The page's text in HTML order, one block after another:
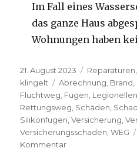
Im Fall eines
das ganze Haus
Wohnungen haben
Veröffentlicht
am
21. August 2023 Kategorien
Reparaturen
klingelt
Schlagwörter
Abrechnung Brand
Fluchtweg Fugen Legionellen
Rettungsweg Schäden
Silikonfugen ,Versicherung ,
Versicherungsschaden ,WEG
Kommentarzu